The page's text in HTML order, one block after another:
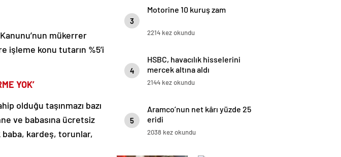
mükerrer
işleme konu tutarın %5’i
YOK’
olduğu taşınmazı bazı
ve babasına ücretsiz
baba, kardeş, torunlar,
3
Motorine 10 kuruş zam
2214 kez okundu
4
HSBC, havacılık hisselerini
mercek altına aldı
2144 kez okundu
5
Aramco’nun net kârı yüzde 25
eridi
2038 kez okundu